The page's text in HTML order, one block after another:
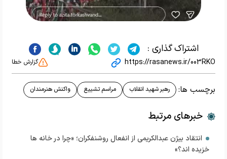
اشتراک گذاری :
https://rasanews.ir/003RKO گزارش خطا
برچسب ها: رهبر شهید انقلاب مراسم تشییع واکنش هنرمندان
خبرهای مرتبط
انتقاد بیژن عبدالکریمی از انفعال روشنفکران؛ «چرا در خانه ها
خزیده اند؟»